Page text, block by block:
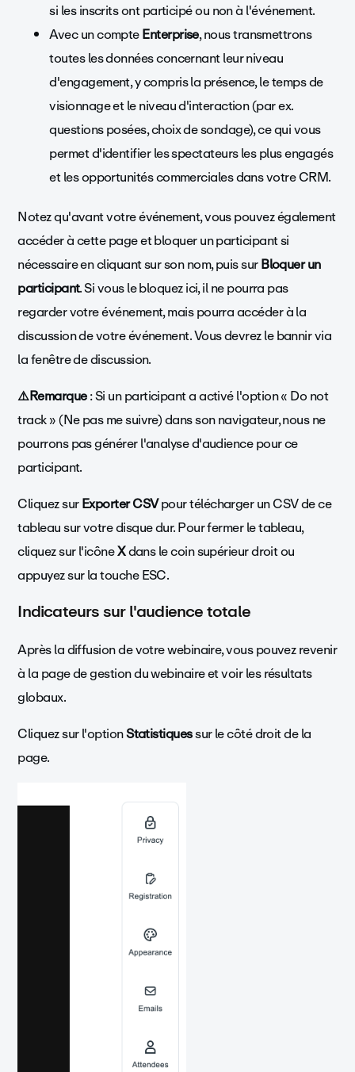
si les inscrits ont participé ou non à l'événement.
Avec un compteEnterprise, nous transmettrons
toutes les données concernant leur niveau
d'engagement, y compris la présence, le temps de
visionnage et le niveau d'interaction (par ex.
questions posées, choix de sondage), ce qui vous
permet d'identifier les spectateurs les plus engagés
et les opportunités commerciales dans votre CRM.
Notez qu'avant votre événement, vous pouvez également
accéder à cette page et bloquer un participant si
nécessaire en cliquant sur son nom, puis surBloquer un
participant. Si vous le bloquez ici, il ne pourra pas
regarder votre événement, mais pourra accéder à la
discussion de votre événement. Vous devrez le bannir via
la fenêtre de discussion.
⚠️Remarque: Si un participant a activé l'option « Do not
track » (Ne pas me suivre) dans son navigateur, nous ne
pourrons pas générer l'analyse d'audience pour ce
participant.
Cliquez surExporter CSVpour télécharger un CSV de ce
tableau sur votre disque dur. Pour fermer le tableau,
cliquez sur l'icôneXdans le coin supérieur droit ou
appuyez sur la touche ESC.
Indicateurs sur l'audience totale
Après la diffusion de votre webinaire, vous pouvez revenir
à la page de gestion du webinaire et voir les résultats
globaux.
Cliquez sur l'optionStatistiquessur le côté droit de la
page.